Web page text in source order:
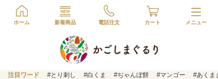
ホーム 新着商品 電話注文 カート
注目ワード #とり刺し #白くま #ぢゃんぼ餅 #マンゴー #あくま